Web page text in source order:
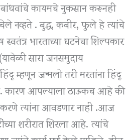
कायमचे नुकसान करूनही
नव्हते . बुद्ध, कबीर, फुले हे त्यांचे
भारताच्या घटनेचा शिल्पकार
सारा जनसमुदाय
म्हणून जन्मलो तरी मरतांना हिंदू
कारण आपल्याला ठाऊकच आहे की
करणे त्यांना आवडणार नाही .आज
शरीरात शिरला आहे. त्यांचे